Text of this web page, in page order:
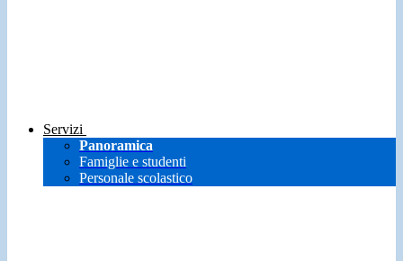
Servizi
Panoramica
Famiglie e studenti
Personale scolastico